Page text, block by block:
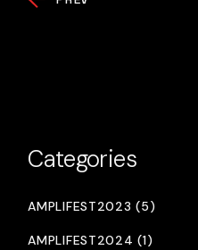
Categories
AMPLIFEST2023 (5)
AMPLIFEST2024 (1)